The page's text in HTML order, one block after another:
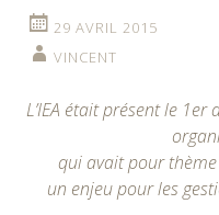
29 AVRIL 2015
VINCENT
L’IEA était présent le
qui avait pour
un enjeu pour les